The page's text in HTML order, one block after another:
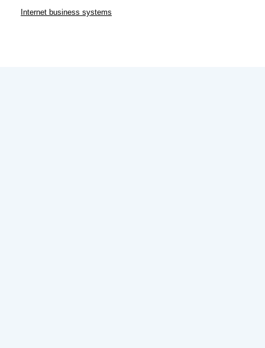
Internet business systems